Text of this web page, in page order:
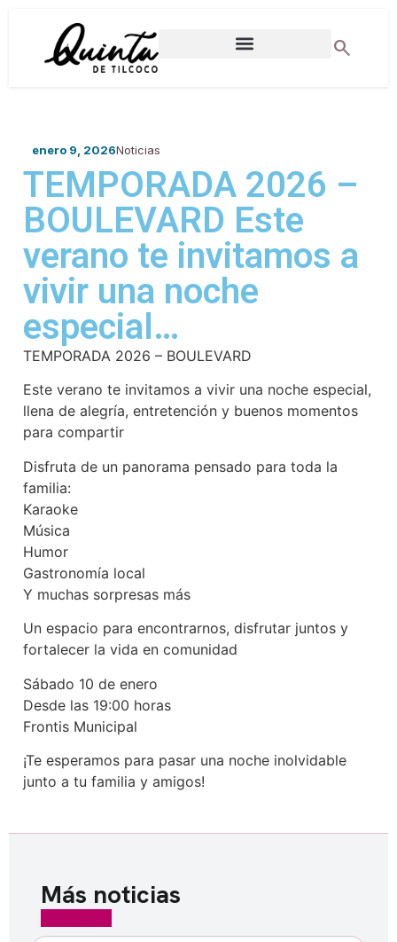
search
enero 9, 2026Noticias
TEMPORADA 2026 –
BOULEVARD Este
verano te invitamos a
vivir una noche
especial…
TEMPORADA 2026 – BOULEVARD
Este verano te invitamos a vivir una noche especial,
llena de alegría, entretención y buenos momentos
para compartir
Disfruta de un panorama pensado para toda la
familia:
Karaoke
Música
Humor
Gastronomía local
Y muchas sorpresas más
Un espacio para encontrarnos, disfrutar juntos y
fortalecer la vida en comunidad
Sábado 10 de enero
Desde las 19:00 horas
Frontis Municipal
¡Te esperamos para pasar una noche inolvidable
junto a tu familia y amigos!
Más noticias